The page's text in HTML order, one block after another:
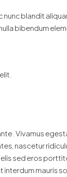
blandit
bibendum
Vivamus
nascetur
sed eros
interdum mauris